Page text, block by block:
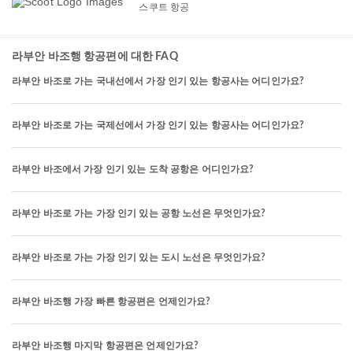
스쿠트 항공
라부안 바조행 항공편에 대한 FAQ
라부안 바조로 가는 국내선에서 가장 인기 있는 항공사는 어디인가요?
라부안 바조로 가는 국제선에서 가장 인기 있는 항공사는 어디인가요?
라부안 바조에서 가장 인기 있는 도착 공항은 어디인가요?
라부안 바조로 가는 가장 인기 있는 공항 노선은 무엇인가요?
라부안 바조로 가는 가장 인기 있는 도시 노선은 무엇인가요?
라부안 바조행 가장 빠른 항공편은 언제인가요?
라부안 바조행 마지막 항공편은 언제인가요?